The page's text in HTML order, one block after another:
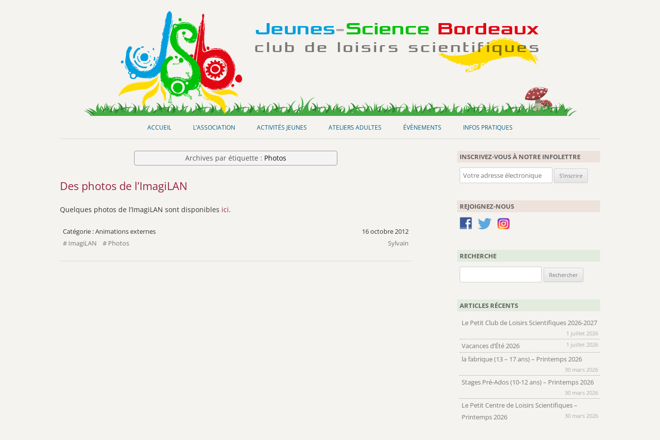
Jeunes-Science Bordeaux
au
ACCUEIL L’ASSOCIATION ACTIVITÉS JEUNES ATELIERS ADULTES ÉVÈNEMENTS INFOS PRATIQUES
Archives par étiquette : Photos
Des photos de l’ImagiLAN
Quelques photos de l’ImagiLAN sont disponibles ici.
Animations externes
ImagiLAN
Photos
16 octobre 2012
Sylvain
INSCRIVEZ-VOUS À NOTRE INFOLETTRE
REJOIGNEZ-NOUS
RECHERCHE
ARTICLES RÉCENTS
Le Petit Club de Loisirs Scientifiques 2026-2027
1 juillet 2026
Vacances d’Été 2026 1 juillet 2026
la fabrique (13 – 17 ans) – Printemps 2026
30 mars 2026
Stages Pré-Ados (10-12 ans) – Printemps 2026
30 mars 2026
Le Petit Centre de Loisirs Scientifiques –
Printemps 2026
30 mars 2026